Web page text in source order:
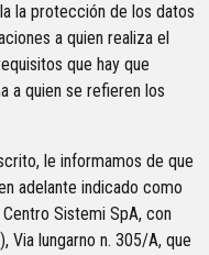
la protección de los datos
a quien realiza el
que hay que
a quien se refieren los
le informamos de que
adelante indicado como
Sistemi SpA, con
Via lungarno n. 305/A, que